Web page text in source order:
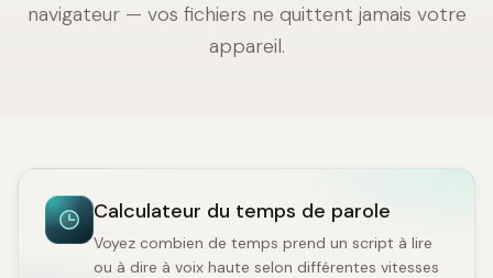
navigateur — vos fichiers ne quittent jamais votre
appareil.
Calculateur du temps de parole
Voyez combien de temps prend un script à lire
ou à dire à voix haute selon différentes vitesses